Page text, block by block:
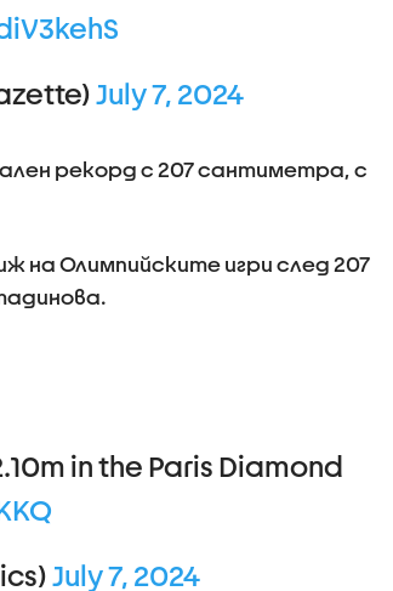
July 7, 2024
рекорд с 207 сантиметра, с
на Олимпийските игри след 207
in the Paris Diamond
July 7, 2024